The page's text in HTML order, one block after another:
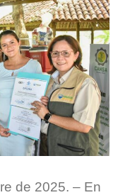
de 2025. – En